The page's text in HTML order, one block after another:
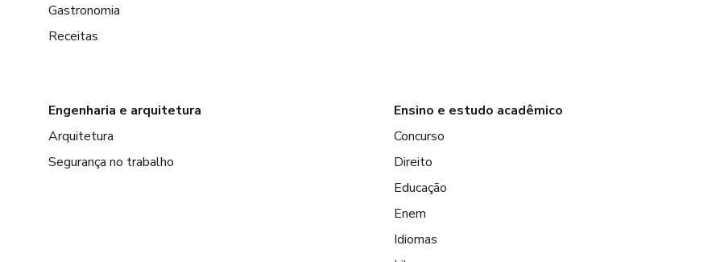
Gastronomia
Receitas
Engenharia e arquitetura
Arquitetura
Segurança no trabalho
Ensino e estudo acadêmico
Concurso
Direito
Educação
Enem
Idiomas